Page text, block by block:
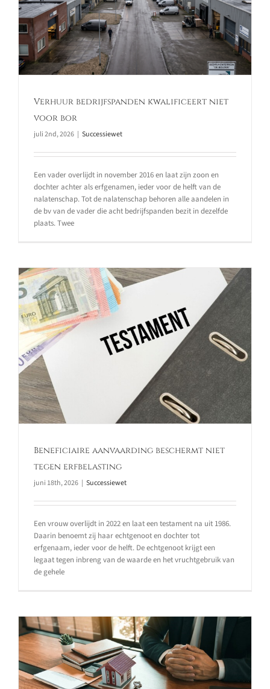
Verhuur bedrijfspanden kwalificeert niet
voor bor
juli 2nd, 2026 | Successiewet
Een vader overlijdt in november 2016 en laat zijn zoon en
dochter achter als erfgenamen, ieder voor de helft van de
nalatenschap. Tot de nalatenschap behoren alle aandelen in
de bv van de vader die acht bedrijfspanden bezit in dezelfde
plaats. Twee
Beneficiaire aanvaarding beschermt niet
tegen erfbelasting
juni 18th, 2026 | Successiewet
Een vrouw overlijdt in 2022 en laat een testament na uit 1986.
Daarin benoemt zij haar echtgenoot en dochter tot
erfgenaam, ieder voor de helft. De echtgenoot krijgt een
legaat tegen inbreng van de waarde en het vruchtgebruik van
de gehele